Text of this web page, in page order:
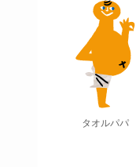
タオルパパ